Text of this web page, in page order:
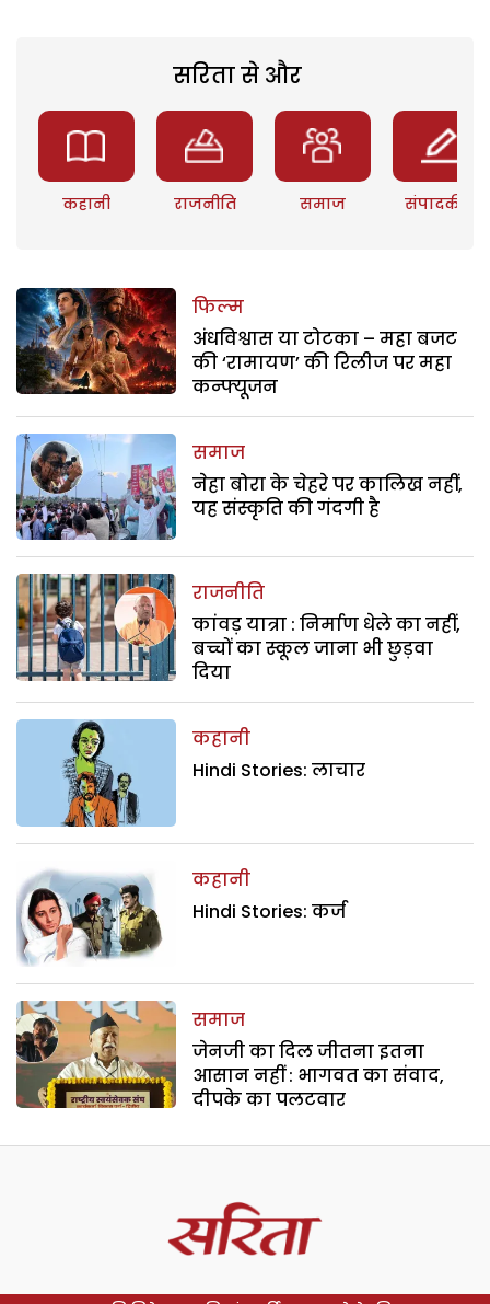
सरिता से और
कहानी राजनीति समाज संपादकीय
फिल्म
अंधविश्वास या टोटका – महा बजट
की ‘रामायण’ की रिलीज पर महा
कन्फ्यूजन
समाज
नेहा बोरा के चेहरे पर कालिख नहीं,
यह संस्कृति की गंदगी है
राजनीति
कांवड़ यात्रा : निर्माण धेले का नहीं,
बच्चों का स्कूल जाना भी छुड़वा
दिया
कहानी
Hindi Stories: लाचार
कहानी
Hindi Stories: कर्ज
समाज
जेनजी का दिल जीतना इतना
आसान नहीं : भागवत का संवाद,
दीपके का पलटवार